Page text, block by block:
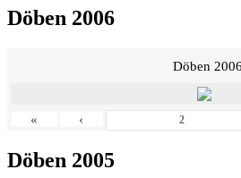
Döben 2006
Döben 2006
« ‹
Döben 2005